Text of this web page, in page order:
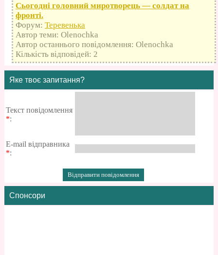
Сьогодні головний миротворець — солдат на
фронті.
Форум: Теревенька
Автор теми: Olenochka
Автор останнього повідомлення: Olenochka
Кількість відповідей: 2
Яке твоє запитання?
Текст повідомлення
*:
E-mail відправника
*:
Спонсори